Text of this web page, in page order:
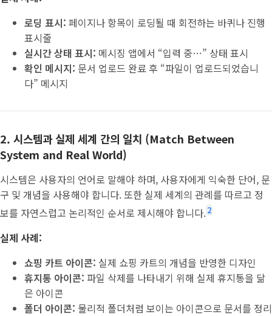
로딩 표시: 페이지나 항목이 로딩될 때 회전하는 바퀴나 진행
표시줄
실시간 상태 표시: 메시징 앱에서 “입력 중…” 상태 표시
확인 메시지: 문서 업로드 완료 후 “파일이 업로드되었습니
다” 메시지
2. 시스템과 실제 세계 간의 일치 (Match Between
System and Real World)
시스템은 사용자의 언어로 말해야 하며, 사용자에게 익숙한 단어, 문
구 및 개념을 사용해야 합니다. 또한 실제 세계의 관례를 따르고 정
보를 자연스럽고 논리적인 순서로 제시해야 합니다.2
실제 사례:
쇼핑 카트 아이콘: 실제 쇼핑 카트의 개념을 반영한 디자인
휴지통 아이콘: 파일 삭제를 나타내기 위해 실제 휴지통을 닮
은 아이콘
폴더 아이콘: 물리적 폴더처럼 보이는 아이콘으로 문서를 정리